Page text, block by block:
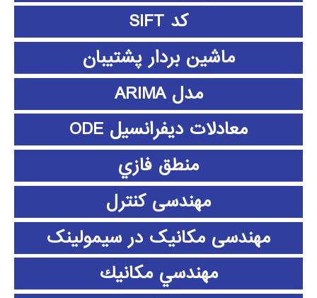
کد SIFT
ماشین بردار پشتیبان
مدل ARIMA
معادلات دیفرانسیل ODE
منطق فازي
مهندسی کنترل
مهندسی مکانیک در سیمولینک
مهندسي مكانيك